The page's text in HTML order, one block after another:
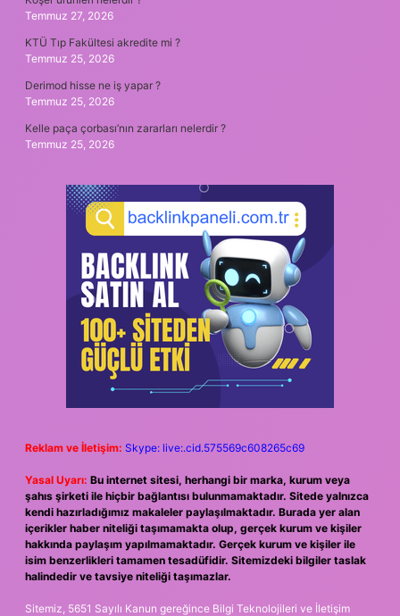
Temmuz 27, 2026
KTÜ Tıp Fakültesi akredite mi ?
Temmuz 25, 2026
Derimod hisse ne iş yapar ?
Temmuz 25, 2026
Kelle paça çorbası’nın zararları nelerdir ?
Temmuz 25, 2026
Reklam ve İletişim: Skype: live:.cid.575569c608265c69
Yasal Uyarı: Bu internet sitesi, herhangi bir marka, kurum veya
şahıs şirketi ile hiçbir bağlantısı bulunmamaktadır. Sitede yalnızca
kendi hazırladığımız makaleler paylaşılmaktadır. Burada yer alan
içerikler haber niteliği taşımamakta olup, gerçek kurum ve kişiler
hakkında paylaşım yapılmamaktadır. Gerçek kurum ve kişiler ile
isim benzerlikleri tamamen tesadüfidir. Sitemizdeki bilgiler taslak
halindedir ve tavsiye niteliği taşımazlar.
Sitemiz, 5651 Sayılı Kanun gereğince Bilgi Teknolojileri ve İletişim